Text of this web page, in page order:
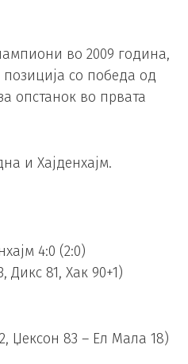
во 2009 година,
позиција со победа од
опстанок во првата
и Хајденхајм.
4:0 (2:0)
Дикс 81, Хак 90+1)
Џексон 83 – Ел Мала 18)